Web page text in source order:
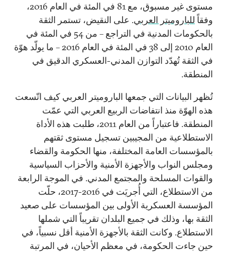
مستوى غير مسبوق، مع 81 في المئة في العام 2016،
وفقاً للباروميتر العربي. على النقيض، تستمر الثقة
بالحكومات المدنية في التراجع – من 54 في المئة في
العام 2010 إلى 38 في المئة في العام 2016 – ما يولّد هوّة
في الثقة تُهدّد التوازن المدني-العسكري الدقيق في
المنطقة.
تُظهر البيانات التي جمعها الباروميتر العربي كيف اتّسعت
هذه الهوّة منذ انتفاضات الربيع العربي التي عمّت
المنطقة. فاعتباراً من العام 2011، طلبت هذه الأداة
الاستطلاعية من المجيبين تسجيل مستوى ثقتهم
بالمؤسسات العامة المختلفة، منها الحكومة والقضاء
ومجلس النواب والأجهزة الأمنية والأحزاب السياسية
والقوات المسلحة والمجتمع المدني. في الموجة الرابعة
من الاستطلاع، التي أُجريَت في 2016-2017، حلّت
المؤسسة العسكرية الأولى بين المؤسسات على صعيد
الثقة بها، وذلك في جميع البلدان تقريباً التي شملها
الاستطلاع. وكانت الثقة بالأجهزة الأمنية أقل نسبياً، في
حين جاءت الحكومة، في معظم الأحيان، في المرتبة